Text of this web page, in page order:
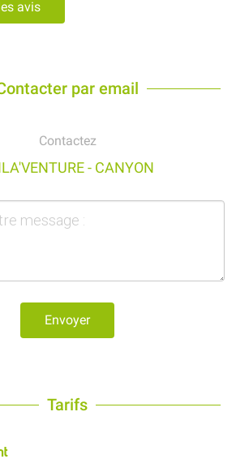
avis
par email
Contactez
- CANYON
Envoyer
Tarifs